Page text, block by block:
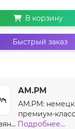
В корзину
Быстрый заказ
AM.PM
AM.PM:
премиум-
Подробнее...